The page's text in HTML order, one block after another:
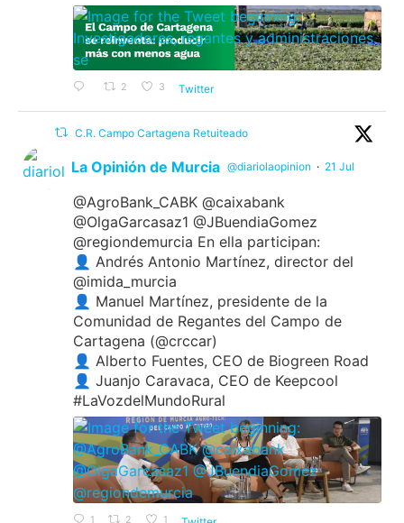
2 3 Twitter
C.R. Campo Cartagena Retuiteado
La Opinión de Murcia @diariolaopinion · 21 Jul
@AgroBank_CABK @caixabank
@OlgaGarcasaz1 @JBuendiaGomez
@regiondemurcia En ella participan:
👤 Andrés Antonio Martínez, director del
@imida_murcia
👤 Manuel Martínez, presidente de la
Comunidad de Regantes del Campo de
Cartagena (@crccar)
👤 Alberto Fuentes, CEO de Biogreen Road
👤 Juanjo Caravaca, CEO de Keepcool
#LaVozdelMundoRural
1 2 1